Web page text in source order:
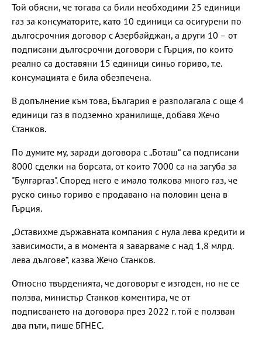
Той обясни, че тогава са били необходими 25 единици
газ за консуматорите, като 10 единици са осигурени по
дългосрочния договор с Азербайджан, а други 10 – от
подписани дългосрочни договори с Гърция, по които
реално са доставяни 15 единици синьо гориво, т.е.
консумацията е била обезпечена.
В допълнение към това, България е разполагала с още 4
единици газ в подземно хранилище, добавя Жечо
Станков.
По думите му, заради договора с „Боташ“ са подписани
8000 сделки на борсата, от които 7000 са на загуба за
"Булгаргаз". Според него е имало толкова много газ, че
руско синьо гориво е продавано на половин цена в
Гърция.
„Оставихме държавната компания с нула лева кредити и
зависимости, а в момента я заварваме с над 1,8 млрд.
лева дългове“, казва Жечо Станков.
Относно твърденията, че договорът е изгоден, но не се
ползва, министър Станков коментира, че от
подписването на договора през 2022 г. той е ползван
два пъти, пише БГНЕС.